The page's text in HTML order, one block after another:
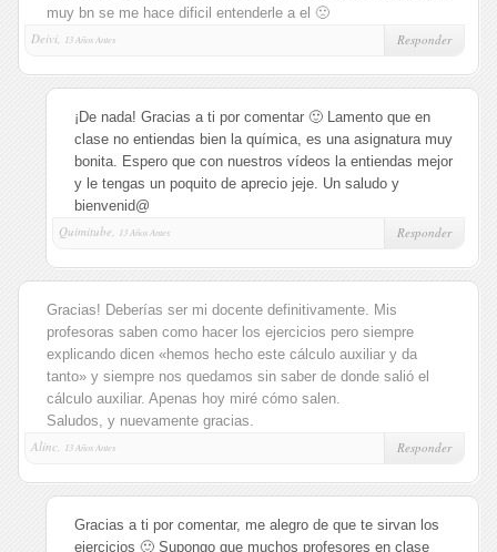
muy bn se me hace dificil entenderle a el 🙁
Deivi,
13 Años Antes Responder
¡De nada! Gracias a ti por comentar 🙂 Lamento que en
clase no entiendas bien la química, es una asignatura muy
bonita. Espero que con nuestros vídeos la entiendas mejor
y le tengas un poquito de aprecio jeje. Un saludo y
bienvenid@
Quimitube,
13 Años Antes Responder
Gracias! Deberías ser mi docente definitivamente. Mis
profesoras saben como hacer los ejercicios pero siempre
explicando dicen «hemos hecho este cálculo auxiliar y da
tanto» y siempre nos quedamos sin saber de donde salió el
cálculo auxiliar. Apenas hoy miré cómo salen.
Saludos, y nuevamente gracias.
Alinc,
13 Años Antes Responder
Gracias a ti por comentar, me alegro de que te sirvan los
ejercicios 🙂 Supongo que muchos profesores en clase